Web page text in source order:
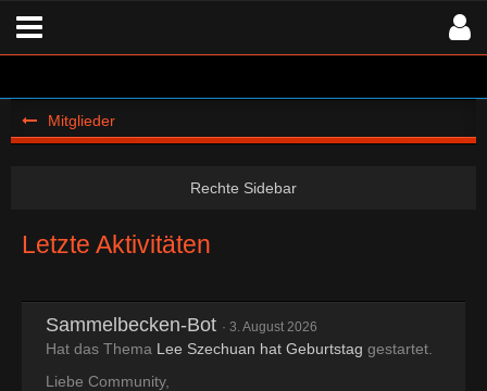
Mitglieder
Letzte Aktivitäten
Sammelbecken-Bot 3. August 2026
Hat das Thema Lee Szechuan hat Geburtstag gestartet.
Liebe Community,